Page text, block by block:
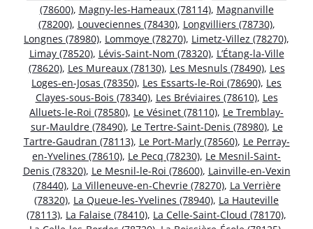
(78600), Magny-les-Hameaux (78114), Magnanville
(78200), Louveciennes (78430), Longvilliers (78730),
Longnes (78980), Lommoye (78270), Limetz-Villez (78270),
Limay (78520), Lévis-Saint-Nom (78320), L’Étang-la-Ville
(78620), Les Mureaux (78130), Les Mesnuls (78490), Les
Loges-en-Josas (78350), Les Essarts-le-Roi (78690), Les
Clayes-sous-Bois (78340), Les Bréviaires (78610), Les
Alluets-le-Roi (78580), Le Vésinet (78110), Le Tremblay-
sur-Mauldre (78490), Le Tertre-Saint-Denis (78980), Le
Tartre-Gaudran (78113), Le Port-Marly (78560), Le Perray-
en-Yvelines (78610), Le Pecq (78230), Le Mesnil-Saint-
Denis (78320), Le Mesnil-le-Roi (78600), Lainville-en-Vexin
(78440), La Villeneuve-en-Chevrie (78270), La Verrière
(78320), La Queue-les-Yvelines (78940), La Hauteville
(78113), La Falaise (78410), La Celle-Saint-Cloud (78170),